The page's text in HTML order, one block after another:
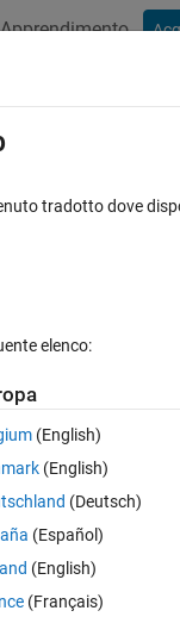
Apprendimento
a matlab
Multybody.
sia installato. Ho
tradotto dove
elenco:
(English)
(English)
(Deutsch)
(Español)
(English)
(Français)